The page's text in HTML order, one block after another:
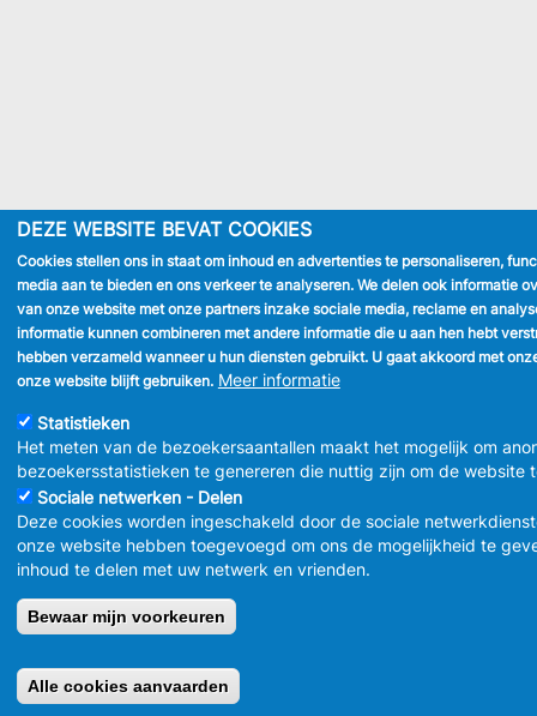
DEZE WEBSITE BEVAT COOKIES
Cookies stellen ons in staat om inhoud en advertenties te personaliseren,
media aan te bieden en ons verkeer te analyseren. We delen ook informatie
van onze website met onze partners inzake sociale media, reclame en
informatie kunnen combineren met andere informatie die u aan hen hebt
hebben verzameld wanneer u hun diensten gebruikt. U gaat akkoord met
onze website blijft gebruiken. Meer informatie
Statistieken
Het meten van de bezoekersaantallen maakt het mogelijk om
bezoekersstatistieken te genereren die nuttig zijn om de website
Sociale netwerken - Delen
Deze cookies worden ingeschakeld door de sociale
onze website hebben toegevoegd om ons de mogelijkheid te
inhoud te delen met uw netwerk en vrienden.
Bewaar mijn voorkeuren
Alle cookies aanvaarden